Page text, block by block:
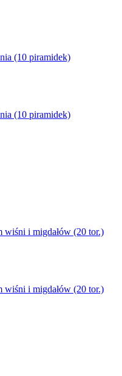
(10 piramidek)
(10 piramidek)
wiśni i migdałów (20 tor.)
wiśni i migdałów (20 tor.)